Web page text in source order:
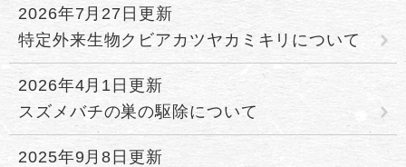
2026年7月27日更新
特定外来生物クビアカツヤカミキリについて
2026年4月1日更新
スズメバチの巣の駆除について
2025年9月8日更新